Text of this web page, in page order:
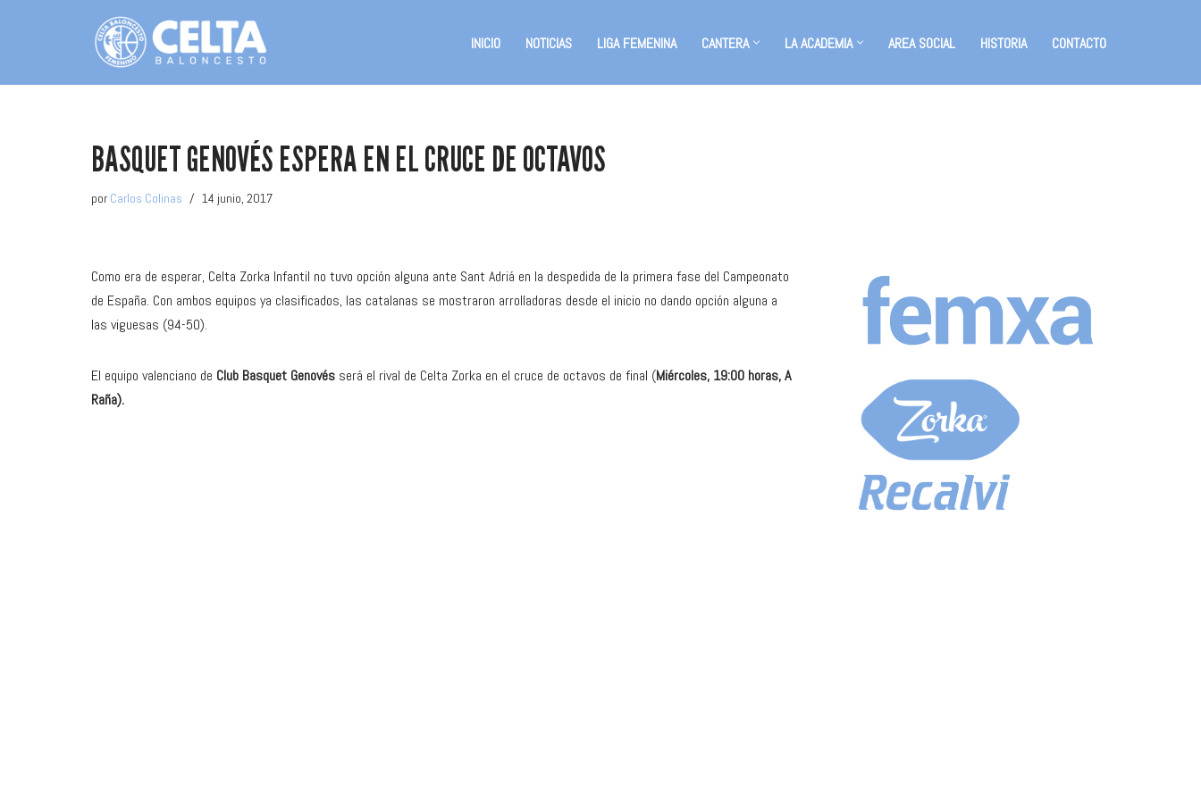
INICIO NOTICIAS LIGA FEMENINA CANTERA LA ACADEMIA AREA SOCIAL HISTORIA CONTACTO
BASQUET GENOVÉS ESPERA EN EL CRUCE DE OCTAVOS
por Carlos Colinas 14 junio, 2017
Como era de esperar, Celta Zorka Infantil no tuvo opción alguna ante Sant Adriá en la despedida de la primera fase del Campeonato
de España. Con ambos equipos ya clasificados, las catalanas se mostraron arrolladoras desde el inicio no dando opción alguna a
las viguesas (94-50).
El equipo valenciano de Club Basquet Genovés será el rival de Celta Zorka en el cruce de octavos de final (Miércoles, 19:00 horas, A
Raña).